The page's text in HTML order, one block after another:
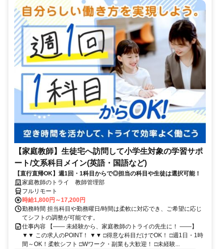
【家庭教師】生徒宅へ訪問して小学生対象の学習サポ
ート/文系科目メイン(英語・国語など)
【直行直帰OK】週1回・1科目からで◎担当の科目や生徒は選択可能！
家庭教師のトライ 教師管理部
フルリモート
時給1,800円～17,200円
勤務時間 担当科目や勤務曜日/時間は柔軟に対応でき、ご希望に応じ
てシフトの調整が可能です。
仕事内容 【―― 未経験から、家庭教師のトライの先生に！ ――】
▼▼ この求人のPOINT！ ▼▼ □得意な科目だけでOK！ □週1日・1時
間～OK！柔軟シフト □Wワーク・副業も大歓迎！ □未経験...